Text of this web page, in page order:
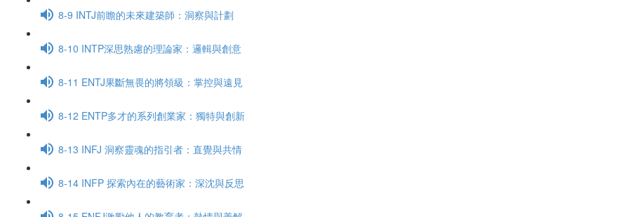
8-9 INTJ前瞻的未來建築師：洞察與計劃
8-10 INTP深思熟慮的理論家：邏輯與創意
8-11 ENTJ果斷無畏的將領級：掌控與遠見
8-12 ENTP多才的系列創業家：獨特與創新
8-13 INFJ 洞察靈魂的指引者：直覺與共情
8-14 INFP 探索內在的藝術家：深沈與反思